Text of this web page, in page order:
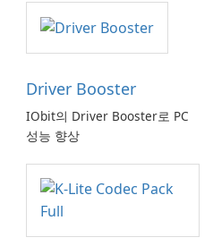
Driver Booster
IObit의 Driver Booster로 PC
성능 향상